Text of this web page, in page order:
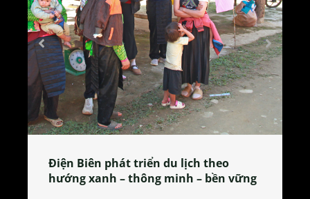
Làng làm bánh tẻ Phú Nhi – nơi lan
tỏa đặc sản xứ Đoài